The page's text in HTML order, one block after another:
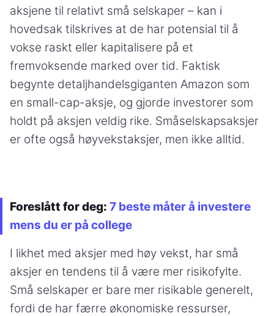
aksjene til relativt små selskaper – kan i
hovedsak tilskrives at de har potensial til å
vokse raskt eller kapitalisere på et
fremvoksende marked over tid. Faktisk
begynte detaljhandelsgiganten Amazon som
en small-cap-aksje, og gjorde investorer som
holdt på aksjen veldig rike. Småselskapsaksjer
er ofte også høyvekstaksjer, men ikke alltid.
Foreslått for deg: 7 beste måter å investere
mens du er på college
I likhet med aksjer med høy vekst, har små
aksjer en tendens til å være mer risikofylte.
Små selskaper er bare mer risikable generelt,
fordi de har færre økonomiske ressurser,